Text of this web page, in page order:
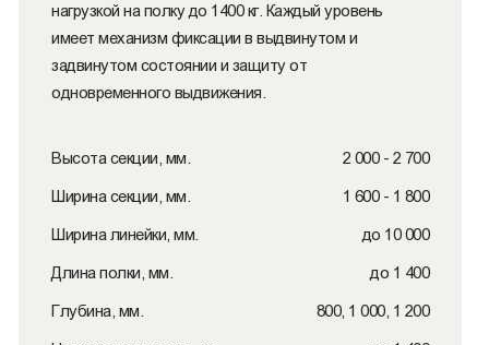
нагрузкой на полку до 1400 кг. Каждый уровень
имеет механизм фиксации в выдвинутом и
задвинутом состоянии и защиту от
одновременного выдвижения.
Высота секции, мм. 2 000 - 2 700
Ширина секции, мм. 1 600 - 1 800
Ширина линейки, мм. до 10 000
Длина полки, мм. до 1 400
Глубина, мм. 800, 1 000, 1 200